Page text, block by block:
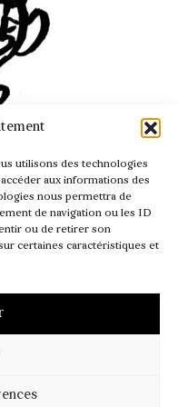
utilisons des technologies
aux informations des
nous permettra de
de navigation ou les ID
ou de retirer son
certaines caractéristiques et
(UE)